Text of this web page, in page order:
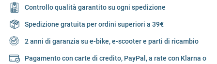
Controllo qualità garantito su ogni spedizione
Spedizione gratuita per ordini superiori a 39€
2 anni di garanzia su e-bike, e-scooter e parti di ricambio
Pagamento con carte di credito, PayPal, a rate con Klarna o